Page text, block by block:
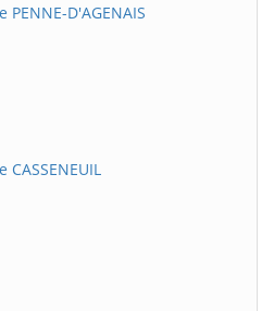
D'AGENAIS